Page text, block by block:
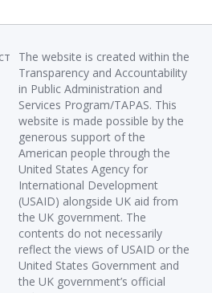
The website is created within the
Transparency and Accountability
in Public Administration and
Services Program/TAPAS. This
website is made possible by the
generous support of the
American people through the
United States Agency for
International Development
(USAID) alongside UK aid from
the UK government. The
contents do not necessarily
reflect the views of USAID or the
United States Government and
the UK government’s official